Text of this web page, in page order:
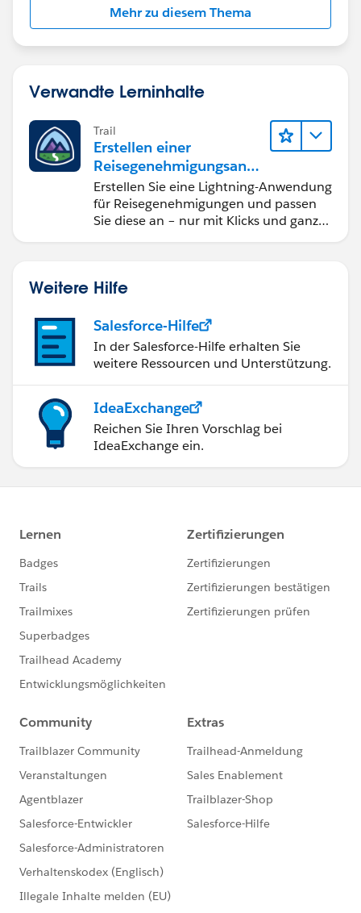
Mehr zu diesem Thema
Verwandte Lerninhalte
Trail
Erstellen einer
Reisegenehmigungsanw
endung namens "Travel
Approval"
Erstellen Sie eine Lightning-Anwendung
für Reisegenehmigungen und passen
Sie diese an – nur mit Klicks und ganz
Weitere Hilfe
Salesforce-Hilfe
In der Salesforce-Hilfe erhalten Sie
weitere Ressourcen und Unterstützung.
IdeaExchange
Reichen Sie Ihren Vorschlag bei
IdeaExchange ein.